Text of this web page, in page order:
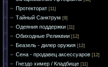
Протекторат [11]
Тайный Санктрум [9]
Одеяния поддержки [11]
Обиходные Реликвии [12]
Беазель - дилер оружия [12]
Сена - продавец аксессуаров [12]
Гнездо химер / Кладбище [11]